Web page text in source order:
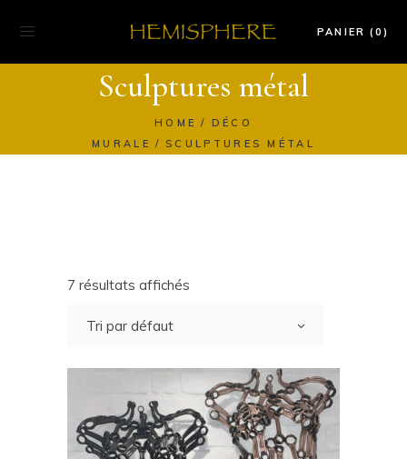
PANIER (0)
Sculptures métal
HOME
DÉCO
MURALE
SCULPTURES MÉTAL
7 résultats affichés
Tri par défaut